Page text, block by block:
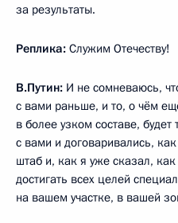
за результаты.
Реплика: Служим Отечеству!
В.Путин: И не сомневаюсь,
с вами раньше, и то, о чём
в более узком составе,
с вами и договаривались,
штаб и, как я уже сказал,
достигать всех целей
на вашем участке, в вашей